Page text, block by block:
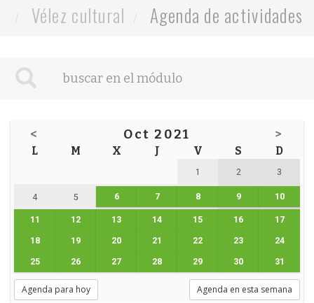
Vélez cultural
Agenda de actividades
< Oct 2021 >
L M X J V S D
1 2 3
4 5 6 7 8 9 10
11 12 13 14 15 16 17
18 19 20 21 22 23 24
25 26 27 28 29 30 31
Agenda para hoy Agenda en esta semana